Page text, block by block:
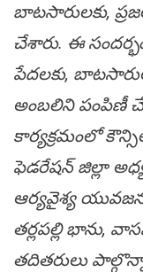
బాటసారులకు,
చేశారు. ఈ
పేదలకు,
అంబలిని పంపిణీ
కార్యక్రమంలో
ఫెడరేషన్ జిల్లా
ఆర్యవైశ్య
తర్లపల్లి భాను,
తదితరులు